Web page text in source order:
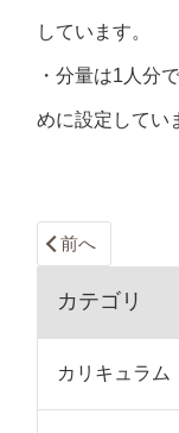
しています。
・分量は1人分
めに設定してい
前へ
カテゴリ
カリキュラム